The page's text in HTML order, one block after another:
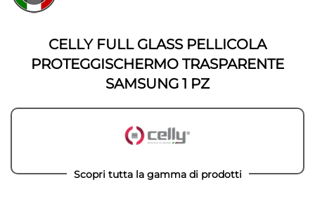
della
galleria
immaginiCELLY FULL GLASS PELLICOLA
PROTEGGISCHERMO TRASPARENTE
SAMSUNG 1 PZ
Scopri tutta la gamma di prodotti